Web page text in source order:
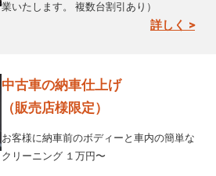
業いたします。 複数台割引あり）
詳しく >
中古車の納車仕上げ
（販売店様限定）
お客様に納車前のボディーと車内の簡単な
クリーニング １万円〜